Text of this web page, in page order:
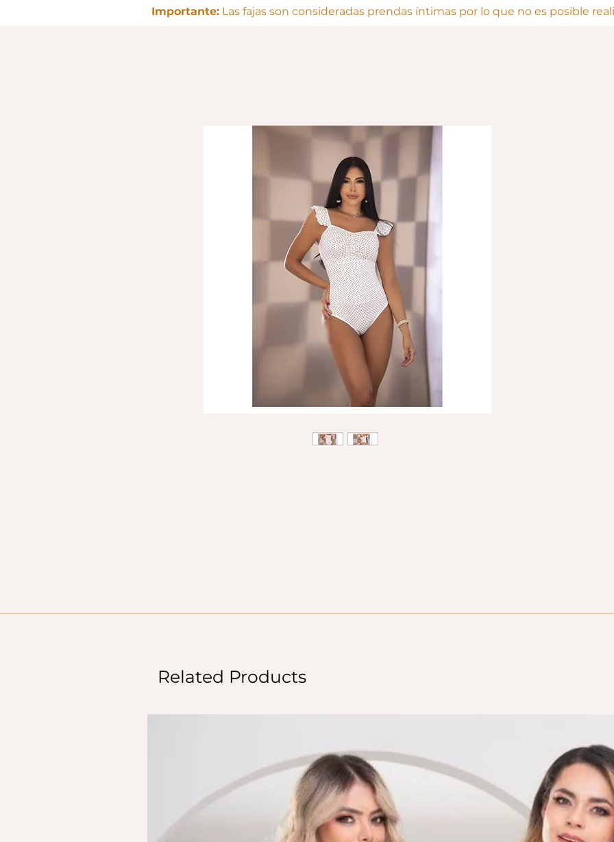
Importante:Las fajas son consideradas prendas íntimas por lo que no es posible
Related Products